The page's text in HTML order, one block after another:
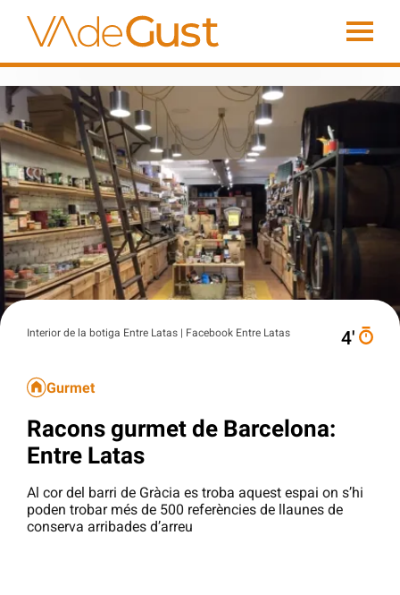
Interior de la botiga Entre Latas | Facebook Entre Latas 4′
Gurmet
Racons gurmet de Barcelona:
Entre Latas
Al cor del barri de Gràcia es troba aquest espai on s’hi
poden trobar més de 500 referències de llaunes de
conserva arribades d’arreu